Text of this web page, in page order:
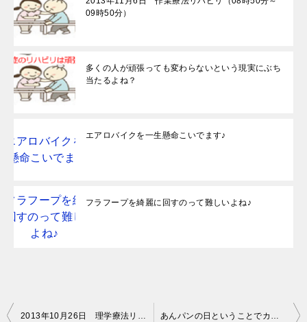
09時50分）
多くの人が頑張っても変わらないという現実にぶち
当たるよね？
エアロバイクを一生懸命こいでます♪
フラフープを綺麗に回すのって難しいよね♪
投
2013年10月26日 理学療法リハビリ（15時00分～16時00分） あんパンの日ということでカロリーを考えましょう♪